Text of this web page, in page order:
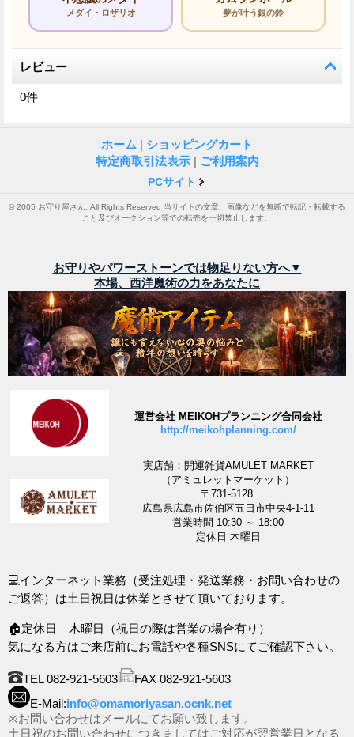
メダイ・ロザリオ 夢が叶う銀の鈴
レビュー
0件
ホーム | ショッピングカート
特定商取引法表示 | ご利用案内
PCサイト
© 2005 お守り屋さん. All Rights Reserved 当サイトの文章、画像などを無断で転記・転載する
こと及びオークション等での転売を一切禁止します。
お守りやパワーストーンでは物足りない方へ▼
本場、西洋魔術の力をあなたに
運営会社 MEIKOHプランニング合同会社
http://meikohplanning.com/
実店舗：開運雑貨AMULET MARKET
（アミュレットマーケット）
〒731-5128
広島県広島市佐伯区五日市中央4-1-11
営業時間 10:30 ～ 18:00
定休日 木曜日
💻インターネット業務（受注処理・発送業務・お問い合わせの
ご返答）は土日祝日は休業とさせて頂いております。
🏠定休日 木曜日（祝日の際は営業の場合有り）
気になる方はご来店前にお電話や各種SNSにてご確認下さい。
TEL 082-921-5603
FAX 082-921-5603
E-Mail:info@omamoriyasan.ocnk.net
※お問い合わせはメールにてお願い致します。
土日祝のお問い合わせにつきましてはご対応が翌営業日となる